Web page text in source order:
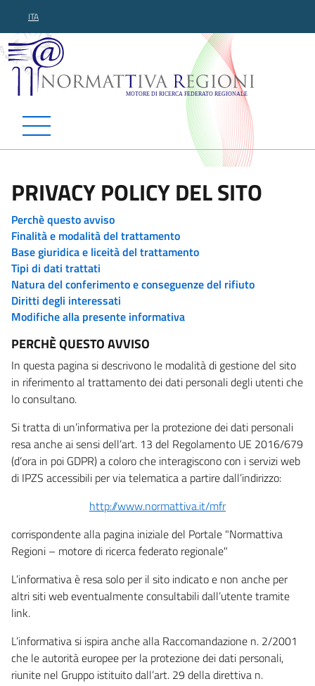
ITA
Normattiva Regioni -
PRIVACY POLICY DEL SITO
Perchè questo avviso
Finalità e modalità del trattamento
Base giuridica e liceità del trattamento
Tipi di dati trattati
Natura del conferimento e conseguenze del rifiuto
Diritti degli interessati
Modifiche alla presente informativa
PERCHÈ QUESTO AVVISO
In questa pagina si descrivono le modalità di gestione del sito
in riferimento al trattamento dei dati personali degli utenti che
lo consultano.
Si tratta di un’informativa per la protezione dei dati personali
resa anche ai sensi dell’art. 13 del Regolamento UE 2016/679
(d’ora in poi GDPR) a coloro che interagiscono con i servizi web
di IPZS accessibili per via telematica a partire dall’indirizzo:
http://www.normattiva.it/mfr
corrispondente alla pagina iniziale del Portale "Normattiva
Regioni – motore di ricerca federato regionale"
L’informativa è resa solo per il sito indicato e non anche per
altri siti web eventualmente consultabili dall’utente tramite
link.
L’informativa si ispira anche alla Raccomandazione n. 2/2001
che le autorità europee per la protezione dei dati personali,
riunite nel Gruppo istituito dall’art. 29 della direttiva n.